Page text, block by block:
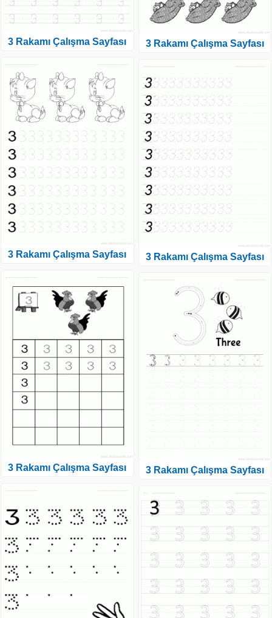
3 Rakamı Çalışma Sayfası
3 Rakamı Çalışma Sayfası
3 Rakamı Çalışma Sayfası
3 Rakamı Çalışma Sayfası
3 Rakamı Çalışma Sayfası
3 Rakamı Çalışma Sayfası